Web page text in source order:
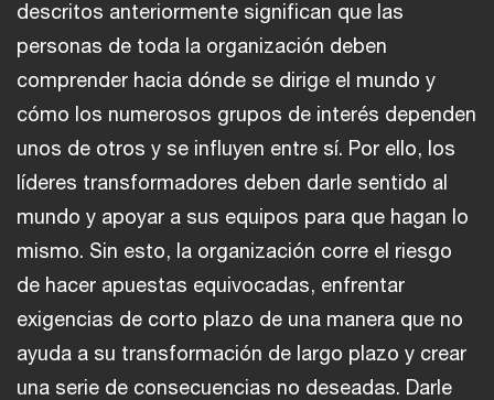
descritos anteriormente significan que las
personas de toda la organización deben
comprender hacia dónde se dirige el mundo y
cómo los numerosos grupos de interés dependen
unos de otros y se influyen entre sí. Por ello, los
líderes transformadores deben darle sentido al
mundo y apoyar a sus equipos para que hagan lo
mismo. Sin esto, la organización corre el riesgo
de hacer apuestas equivocadas, enfrentar
exigencias de corto plazo de una manera que no
ayuda a su transformación de largo plazo y crear
una serie de consecuencias no deseadas. Darle